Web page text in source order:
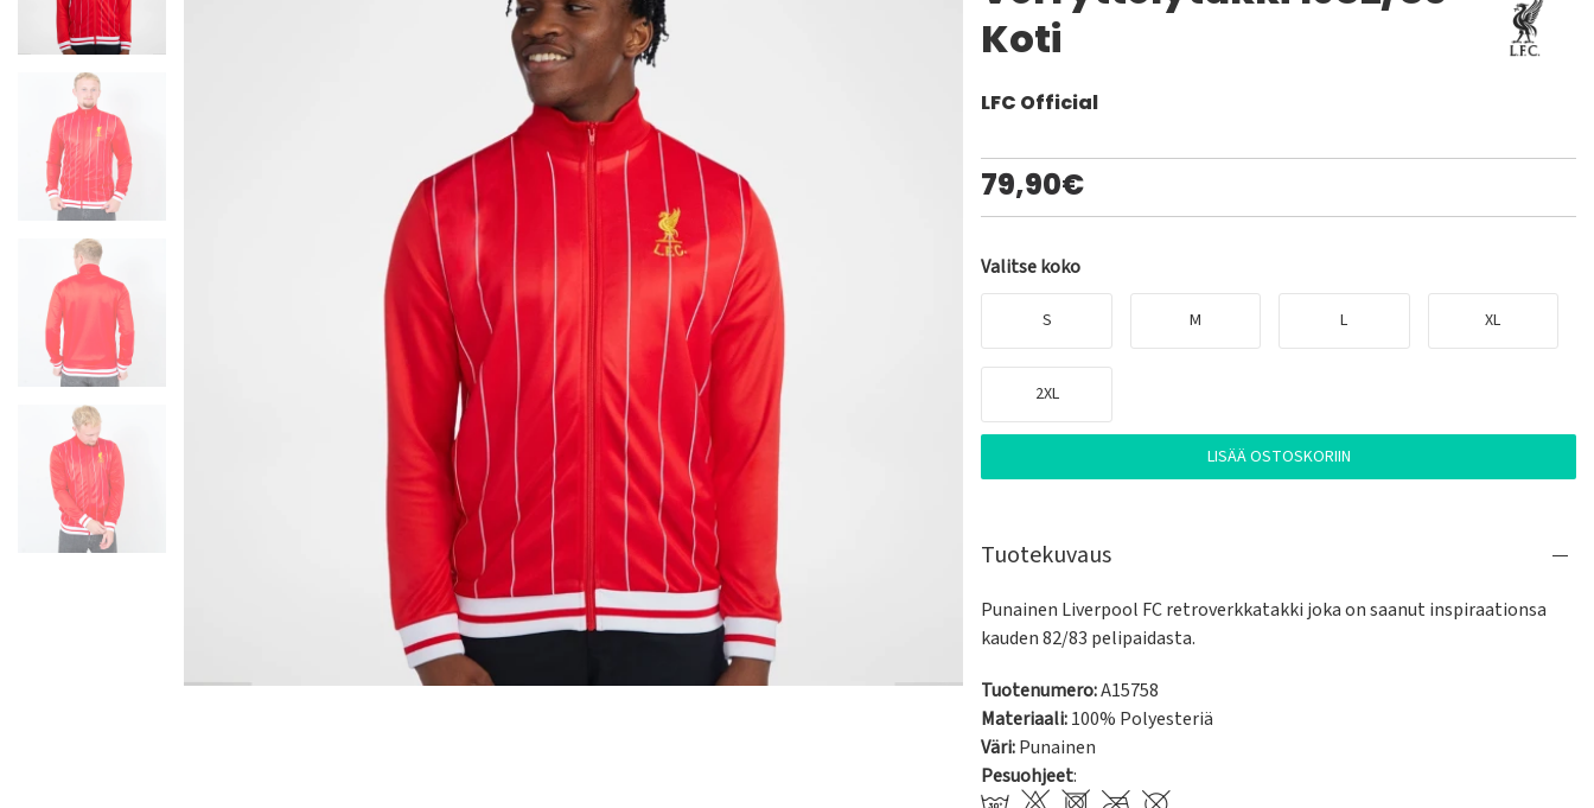
Koti
LFC Official
79,90€
Valitse koko
S M L XL
2XL
LISÄÄ OSTOSKORIIN
Tuotekuvaus
Punainen Liverpool FC retroverkkatakki joka on saanut inspiraationsa
kauden 82/83 pelipaidasta.
Tuotenumero:A15758
Materiaali:100% Polyesteriä
Väri:Punainen
Pesuohjeet: